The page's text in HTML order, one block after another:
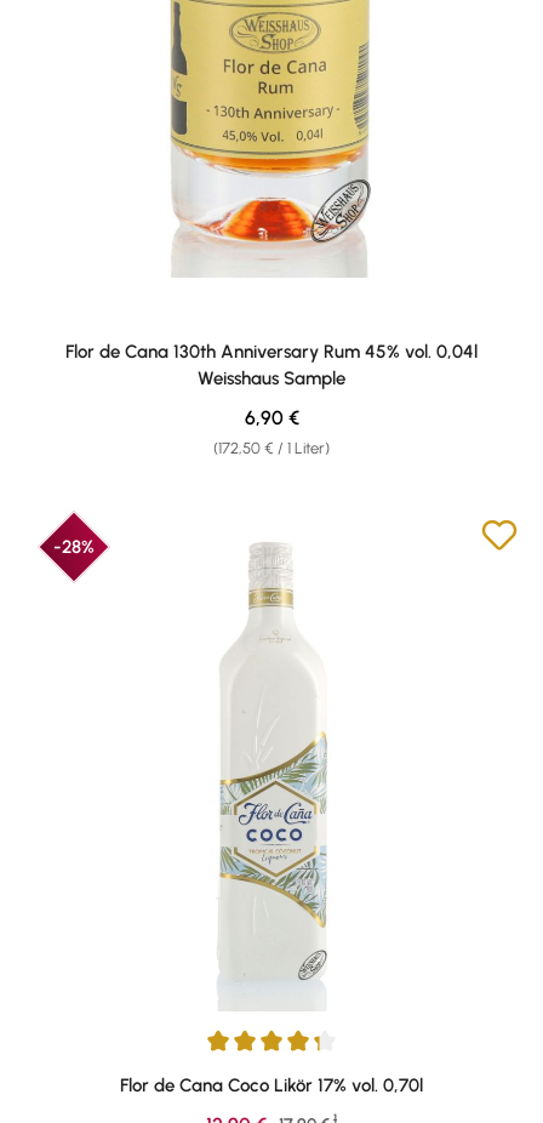
Flor de Cana 130th Anniversary Rum 45% vol. 0,04l
Weisshaus Sample
(172,50 € / 1 Liter)
Regulärer Preis:
6,90 €
-28%
Durchschnittliche Bewertung von 4.33 von 5 Sternen
Flor de Cana Coco Likör 17% vol. 0,70l
1